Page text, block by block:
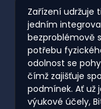
Zařízení udržuje
jedním
bezproblémově
potřebu
odolnost se
čímž zajišťuje
podmínek. Ať už
výukové účely,